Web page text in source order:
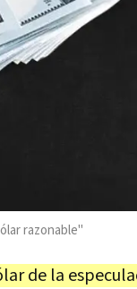
razonable"
de la